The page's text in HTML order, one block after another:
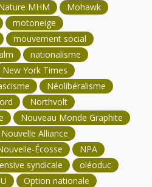
MHM
Mohawk
motoneige
mouvement social
nationalisme
New York Times
Néolibéralisme
Northvolt
Nouveau Monde Graphite
Nouvelle Alliance
Écosse
NPA
syndicale
oléoduc
Option nationale